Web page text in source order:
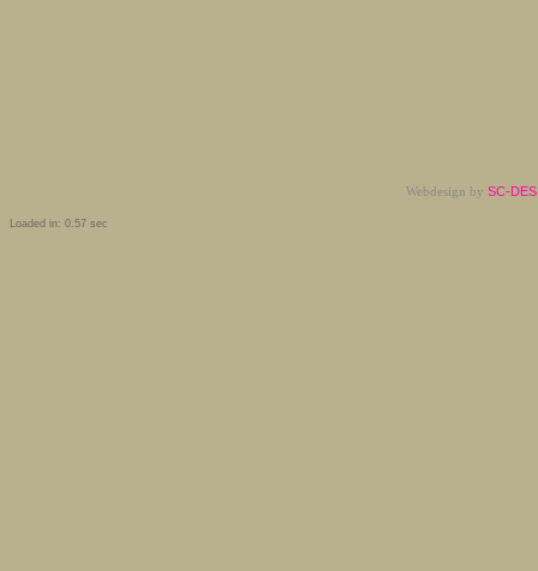
Webdesign by SC-
Loaded in: 0.57 sec